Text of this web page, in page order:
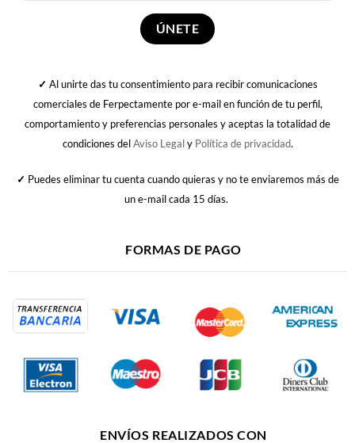
✓ Al unirte das tu consentimiento para recibir comunicaciones
comerciales de Ferpectamente por e-mail en función de tu perfil,
comportamiento y preferencias personales y aceptas la totalidad de
condiciones delAviso Legaly Política de privacidad.
✓ Puedes eliminar tu cuenta cuando quieras y no te enviaremos más de
un e-mail cada 15 días.
FORMAS DE PAGO
ENVÍOS REALIZADOS CON